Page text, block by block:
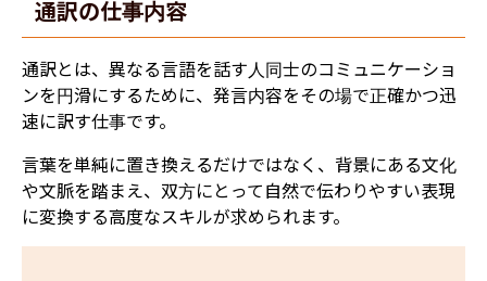
通訳の仕事内容
通訳とは、異なる言語を話す人同士のコミュニケーショ
ンを円滑にするために、発言内容をその場で正確かつ迅
速に訳す仕事です。
言葉を単純に置き換えるだけではなく、背景にある文化
や文脈を踏まえ、双方にとって自然で伝わりやすい表現
に変換する高度なスキルが求められます。